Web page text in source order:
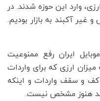
وارد این حوزه شدند. در
غیر آکبند به بازار بودیم.
ایران رفع ممنوعیت
میزان ارزی که برای واردات
کف و سقف واردات و اینکه
هنوز مشخص نیست.